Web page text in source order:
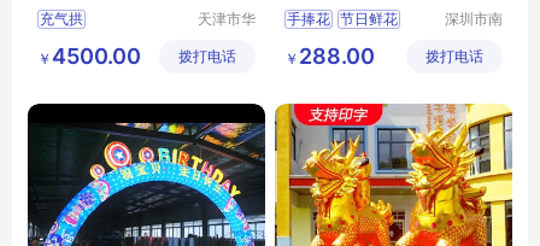
充气拱
天津市华
气模型科
￥ 4500.00 拨打电话
独特 构思巧妙
手捧花 节日鲜花
鲜花花艺
深圳市南
观园林有
￥ 288.00 拨打电话